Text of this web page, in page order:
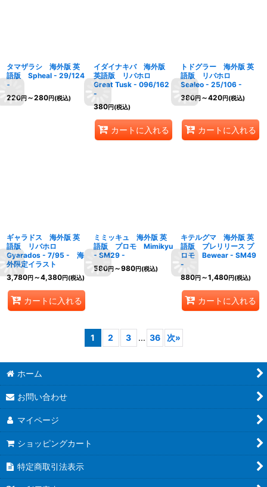
タマザラシ 海外版 英
語版 Spheal - 29/124
-
220円～280円(税込)
イダイナキバ 海外版
英語版 リバホロ
Great Tusk - 096/162
-
380円(税込)
カートに入れる
トドグラー 海外版 英
語版 リバホロ
Sealeo - 25/106 -
380円～420円(税込)
カートに入れる
ギャラドス 海外版 英
語版 リバホロ
Gyarados - 7/95 - 海
外限定イラスト
3,780円～4,380円(税込)
カートに入れる
ミミッキュ 海外版 英
語版 プロモ Mimikyu
- SM29 -
580円～980円(税込)
キテルグマ 海外版 英
語版 プレリリース プ
ロモ Bewear - SM49
-
880円～1,480円(税込)
カートに入れる
1 2 3 ... 36 次»
ホーム
お問い合わせ
マイページ
ショッピングカート
特定商取引法表示